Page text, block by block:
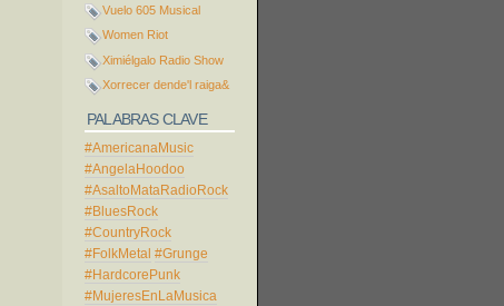
Vuelo 605 Musical
Women Riot
Ximiélgalo Radio Show
Xorrecer dende'l raiga&
PALABRAS CLAVE
#AmericanaMusic
#AngelaHoodoo
#AsaltoMataRadioRock
#BluesRock
#CountryRock
#FolkMetal #Grunge
#HardcorePunk
#MujeresEnLaMusica